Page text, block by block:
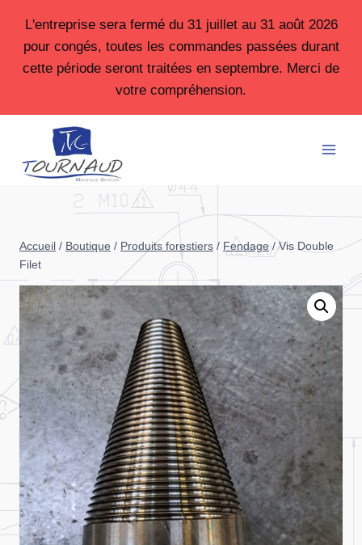
contenu
L'entreprise sera fermé du 31 juillet au 31 août 2026
pour congés, toutes les commandes passées durant
cette période seront traitées en septembre. Merci de
votre compréhension.
Accueil / Boutique / Produits forestiers / Fendage / Vis Double
Filet